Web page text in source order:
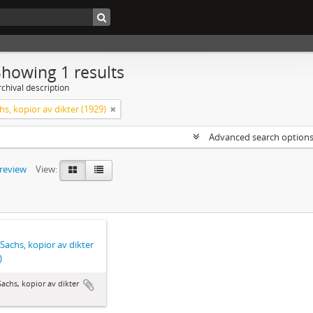
1 results
description
kopior av dikter (1929)
Advanced search
View:
kopior av dikter
kopior av dikter